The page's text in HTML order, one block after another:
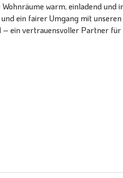
warm, einladend und
ein fairer Umgang mit
– ein vertrauensvoller Partner für